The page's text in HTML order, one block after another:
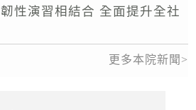
性演習相結合 全面提升全社
更多本院新聞